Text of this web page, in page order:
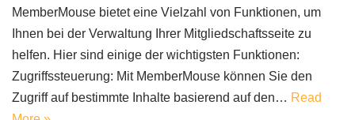
MemberMouse bietet eine Vielzahl von Funktionen, um
Ihnen bei der Verwaltung Ihrer Mitgliedschaftsseite zu
helfen. Hier sind einige der wichtigsten Funktionen:
Zugriffssteuerung: Mit MemberMouse können Sie den
Zugriff auf bestimmte Inhalte basierend auf den… Read